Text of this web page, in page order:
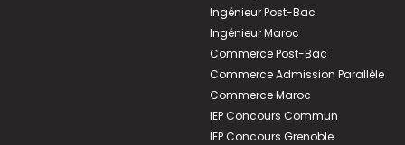
Ingénieur Post-Bac
Ingénieur Maroc
Commerce Post-Bac
Commerce Admission Parallèle
Commerce Maroc
IEP Concours Commun
IEP Concours Grenoble